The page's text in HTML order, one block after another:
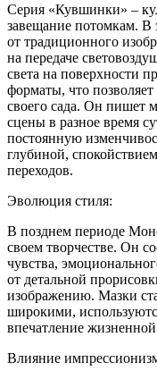
Серия «Кувшинки» –
завещание потомкам. В
от традиционного
на передаче
света на поверхности
форматы, что
своего сада. Он пишет
сцены в разное время
постоянную
глубиной,
переходов.
Эволюция стиля:
В позднем периоде
своем творчестве. Он
чувства,
от детальной
изображению. Мазки
широкими,
впечатление
Влияние